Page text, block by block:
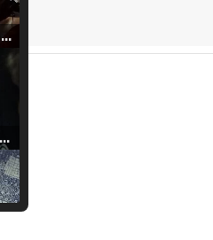
'120 Minutos' celebra sus 2.000 programas en Telemadrid con un vídeo del día a día en la redacción
Tráiler de '33 días', la nueva serie de Atresplayer con Julián Villagrán y José Manuel Poga